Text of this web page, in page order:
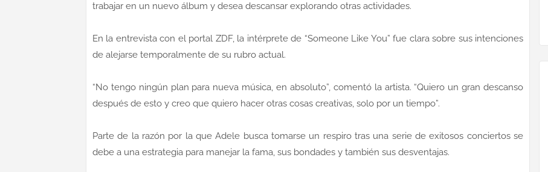
trabajar en un nuevo álbum y desea descansar explorando otras actividades.
En la entrevista con el portal ZDF, la intérprete de “Someone Like You” fue clara sobre sus intenciones
de alejarse temporalmente de su rubro actual.
“No tengo ningún plan para nueva música, en absoluto”, comentó la artista. “Quiero un gran descanso
después de esto y creo que quiero hacer otras cosas creativas, solo por un tiempo”.
Parte de la razón por la que Adele busca tomarse un respiro tras una serie de exitosos conciertos se
debe a una estrategia para manejar la fama, sus bondades y también sus desventajas.